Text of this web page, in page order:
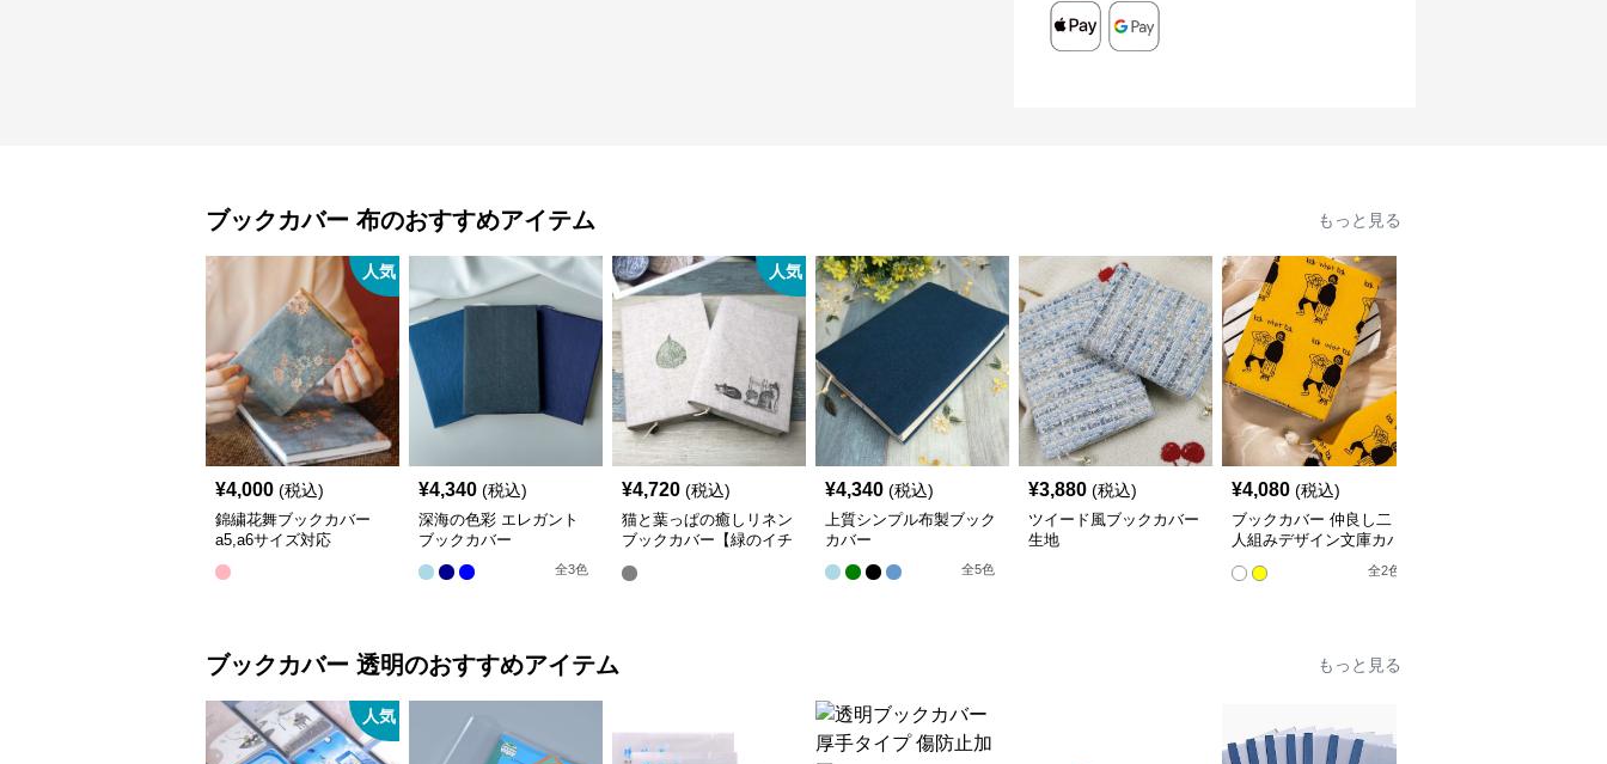
ブックカバー 布のおすすめアイテム もっと見る
人気
¥4,000 (税込)
錦繍花舞ブックカバー
a5,a6サイズ対応
¥4,340 (税込)
深海の色彩 エレガント
ブックカバー
全3色
人気
¥4,720 (税込)
猫と葉っぱの癒しリネン
ブックカバー【緑のイチ
¥4,340 (税込)
上質シンプル布製ブック
カバー
全5色
¥3,880 (税込)
ツイード風ブックカバー
生地
¥4,080 (税込)
ブックカバー 仲良し二
人組みデザイン文庫カバ
全2色
ブックカバー 透明のおすすめアイテム もっと見る
人気